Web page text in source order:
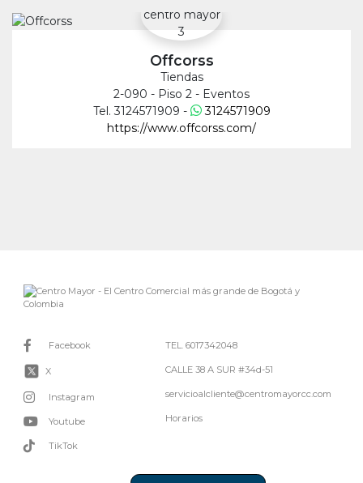
Offcorss
Tiendas
2-090 - Piso 2 - Eventos
Tel. 3124571909 -
3124571909
https://www.offcorss.com/
Facebook
X
Instagram
Youtube
TikTok
TEL. 6017342048
CALLE 38 A SUR #34d-51
servicioalcliente@centromayorcc.com
Horarios